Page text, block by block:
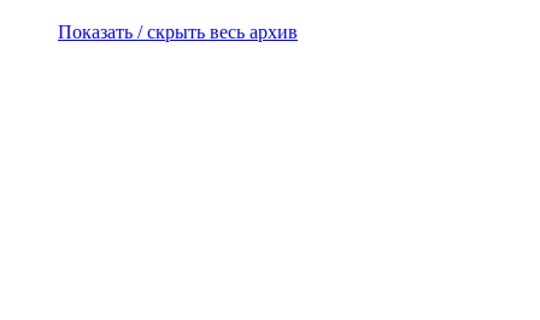
Показать / скрыть весь архив